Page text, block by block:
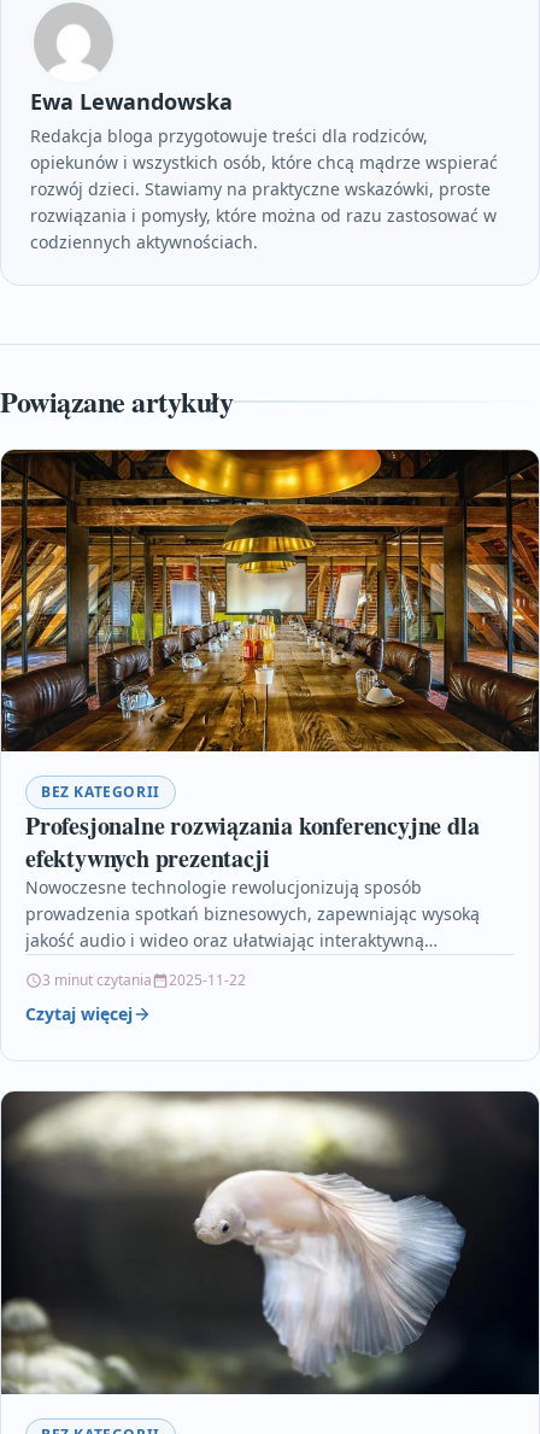
Ewa Lewandowska
Redakcja bloga przygotowuje treści dla rodziców,
opiekunów i wszystkich osób, które chcą mądrze wspierać
rozwój dzieci. Stawiamy na praktyczne wskazówki, proste
rozwiązania i pomysły, które można od razu zastosować w
codziennych aktywnościach.
Powiązane artykuły
BEZ KATEGORII
Profesjonalne rozwiązania konferencyjne dla
efektywnych prezentacji
Nowoczesne technologie rewolucjonizują sposób
prowadzenia spotkań biznesowych, zapewniając wysoką
jakość audio i wideo oraz ułatwiając interaktywną
Profesjonalne rozwiązania…
3 minut czytania 2025-11-22
Czytaj więcej